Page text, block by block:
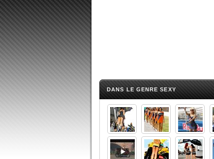
DANS LE GENRE SEXY